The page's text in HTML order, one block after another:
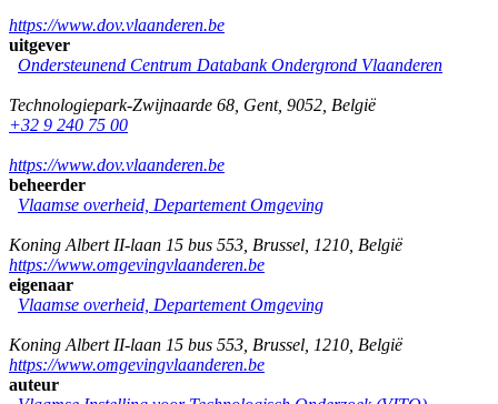
https://www.dov.vlaanderen.be
uitgever
Ondersteunend Centrum Databank Ondergrond Vlaanderen
Technologiepark-Zwijnaarde 68 Gent, 9052 België
+32 9 240 75 00
https://www.dov.vlaanderen.be
beheerder
Vlaamse overheid, Departement Omgeving
Koning Albert II-laan 15 bus 553 Brussel 1210 België
https://www.omgevingvlaanderen.be
eigenaar
Vlaamse overheid, Departement Omgeving
Koning Albert II-laan 15 bus 553 Brussel 1210 België
https://www.omgevingvlaanderen.be
auteur